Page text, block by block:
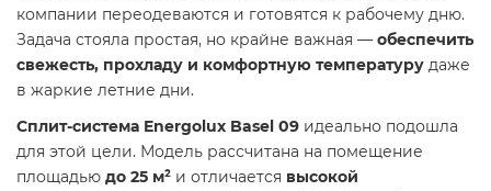
компании переодеваются и готовятся к рабочему дню.
Задача стояла простая, но крайне важная — обеспечить
свежесть, прохладу и комфортную температуру даже
в жаркие летние дни.
Сплит-система Energolux Basel 09 идеально подошла
для этой цели. Модель рассчитана на помещение
площадью до 25 м² и отличается высокой